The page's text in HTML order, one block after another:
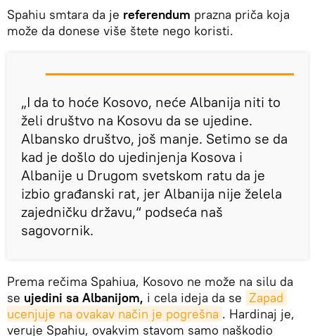
Spahiu smtara da je referendum prazna priča koja
može da donese više štete nego koristi.
„I da to hoće Kosovo, neće Albanija niti to
želi društvo na Kosovu da se ujedine.
Albansko društvo, još manje. Setimo se da
kad je došlo do ujedinjenja Kosova i
Albanije u Drugom svetskom ratu da je
izbio građanski rat, jer Albanija nije želela
zajedničku državu,“ podseća naš
sagovornik.
Prema rečima Spahiua, Kosovo ne može na silu da
se ujedini sa Albanijom, i cela ideja da se Zapad
ucenjuje na ovakav način je pogrešna . Hardinaj je,
veruje Spahiu, ovakvim stavom samo naškodio